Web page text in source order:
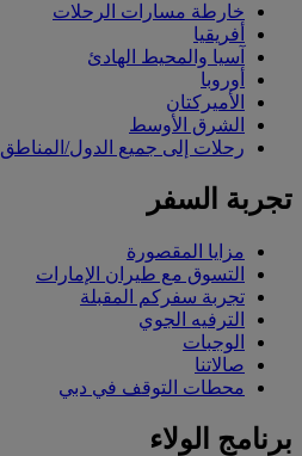
خارطة مسارات الرحلات
أفريقيا
آسيا والمحيط الهادئ
أوروبا
الأميركتان
الشرق الأوسط
رحلات إلى جميع الدول/المناطق
تجربة السفر
مزايا المقصورة
التسوق مع طيران الإمارات
تجربة سفركم المقبلة
الترفيه الجوي
الوجبات
صالاتنا
محطات التوقف في دبي
برنامج الولاء